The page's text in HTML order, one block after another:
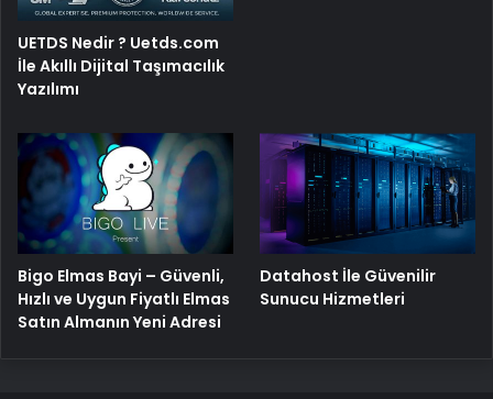
UETDS Nedir ? Uetds.com
İle Akıllı Dijital Taşımacılık
Yazılımı
Bigo Elmas Bayi – Güvenli,
Hızlı ve Uygun Fiyatlı Elmas
Satın Almanın Yeni Adresi
Datahost İle Güvenilir
Sunucu Hizmetleri